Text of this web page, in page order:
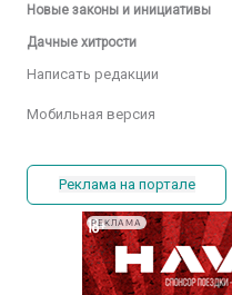
Новые законы и инициативы
Дачные хитрости
Написать редакции
Мобильная версия
Реклама на портале
РЕКЛАМА